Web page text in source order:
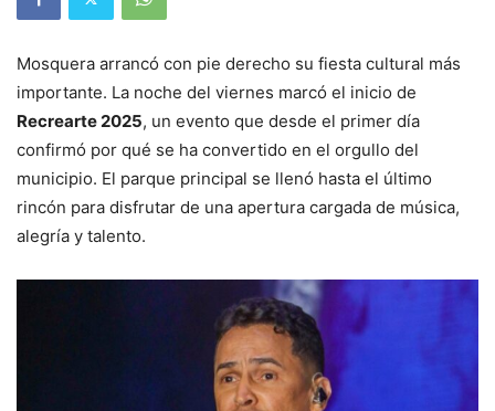
Mosquera arrancó con pie derecho su fiesta cultural más
importante. La noche del viernes marcó el inicio de
Recrearte 2025, un evento que desde el primer día
confirmó por qué se ha convertido en el orgullo del
municipio. El parque principal se llenó hasta el último
rincón para disfrutar de una apertura cargada de música,
alegría y talento.